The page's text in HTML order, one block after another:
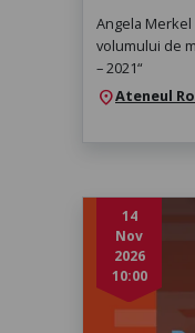
Angela Merkel
volumului de
– 2021“
location_onAteneul
14
Nov
2026
10:00